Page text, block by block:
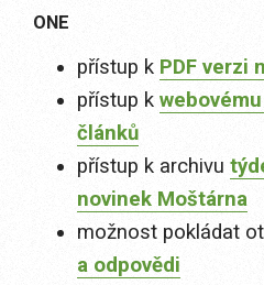
ONE
přístup k PDF verzi
přístup k
článků
přístup k archivu
novinek Moštárna
možnost pokládat
a odpovědi